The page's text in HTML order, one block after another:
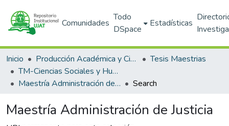
Comunidades
Todo
DSpace
Estadísticas
Inicio Producción Académica y Científica
Tesis Maestrias
TM-Ciencias Sociales y Humanidades (DACSYH)
Maestría Administración de Justicia
Search
Maestría Administración de Justicia